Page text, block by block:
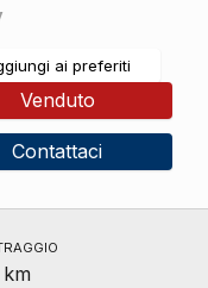
ai preferiti
Venduto
Contattaci